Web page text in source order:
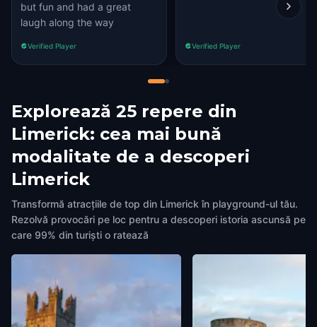
but fun and had a great
laugh along the way
Verified Player Verified Player
Explorează 25 repere din
Limerick: cea mai bună
modalitate de a descoperi
Limerick
Transformă atracțiile de top din Limerick în playground-ul tău.
Rezolvă provocări pe loc pentru a descoperi istoria ascunsă pe
care 99% din turiști o ratează